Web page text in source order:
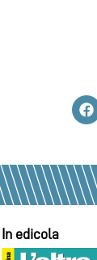
In edicola